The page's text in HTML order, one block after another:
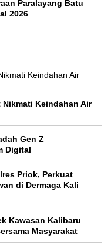
Paralayang Batu
2026
Keindahan Air
Gen Z
Digital
Priok, Perkuat
di Dermaga Kali
Kawasan Kalibaru
Masyarakat